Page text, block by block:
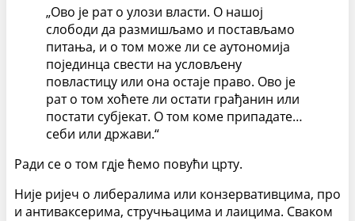
„Ово је рат о улози власти. О нашој
слободи да размишљамо и постављамо
питања, и о том може ли се аутономија
појединца свести на условљену
повластицу или она остаје право. Ово је
рат о том хоћете ли остати грађанин или
постати субјекат. О том коме припадате…
себи или држави.“
Ради се о том гдје ћемо повући црту.
Није ријеч о либералима или конзервативцима, про
и антиваксерима, стручњацима и лаицима. Сваком